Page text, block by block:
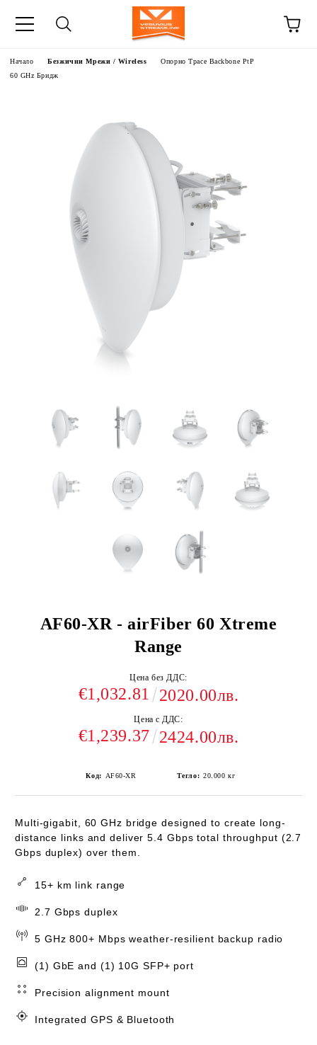
Начало Безжични Мрежи / Wireless
Опорно Трасе Backbone PtP
60 GHz Бридж
AF60-XR - airFiber 60 Xtreme
Range
Цена без ДДС:
€1,032.81 2020.00лв.
Цена с ДДС:
€1,239.37 2424.00лв.
Код: AF60-XR Тегло: 20.000 кг
Multi-gigabit, 60 GHz bridge designed to create long-
distance links and deliver 5.4 Gbps total throughput (2.7
Gbps duplex) over them.
15+ km link range
2.7 Gbps duplex
5 GHz 800+ Mbps weather-resilient backup radio
(1) GbE and (1) 10G SFP+ port
Precision alignment mount
Integrated GPS & Bluetooth